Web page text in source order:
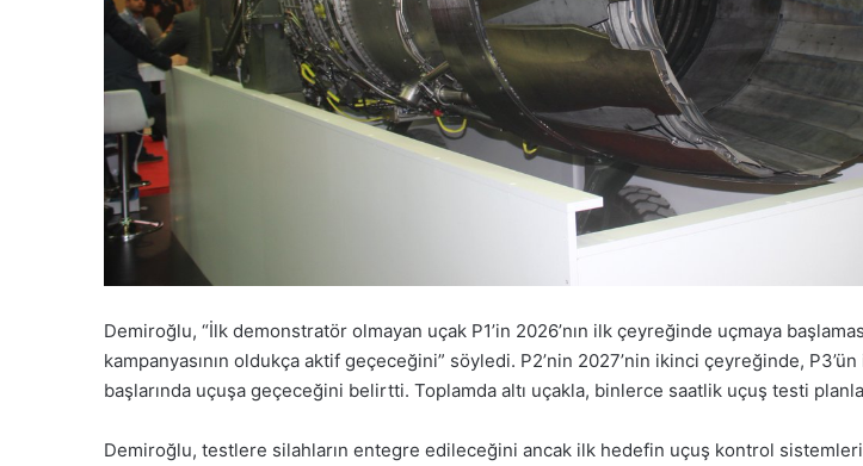
Demiroğlu, “İlk demonstratör olmayan uçak P1’in 2026’nın ilk çeyreğinde uçmaya
kampanyasının oldukça aktif geçeceğini” söyledi. P2’nin 2027’nin ikinci çeyreğinde,
başlarında uçuşa geçeceğini belirtti. Toplamda altı uçakla, binlerce saatlik uçuş testi
Demiroğlu, testlere silahların entegre edileceğini ancak ilk hedefin uçuş kontrol